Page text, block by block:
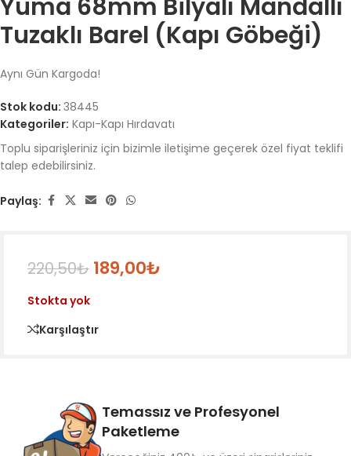
Yuma 68mm Bilyalı Mandallı
Tuzaklı Barel (Kapı Göbeği)
Aynı Gün Kargoda!
Stok kodu: 38445
Kategoriler: Kapı-Kapı Hırdavatı
Toplu siparişleriniz için bizimle iletişime geçerek özel fiyat teklifi
talep edebilirsiniz.
Paylaş:
220,50₺ 189,00₺
Stokta yok
Karşılaştır
Temassız ve Profesyonel
Paketleme